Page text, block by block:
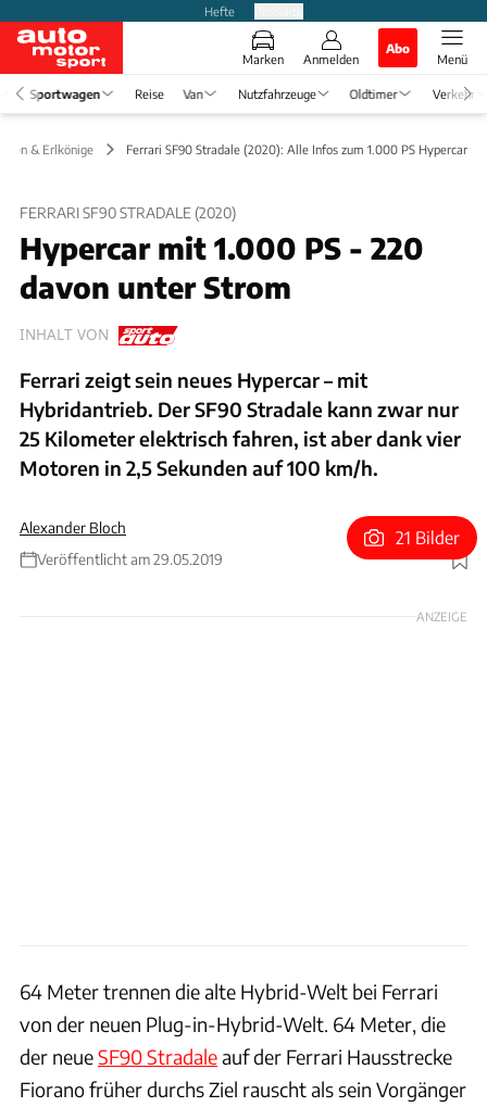
Hefte
Marken Anmelden
Abo
Menü
Sportwagen Reise Van Nutzfahrzeuge Oldtimer Verkehr
& Erlkönige Ferrari SF90 Stradale (2020): Alle Infos zum 1.000 PS Hypercar
FERRARI SF90 STRADALE (2020)
Hypercar mit 1.000 PS - 220
davon unter Strom
INHALT VON
Ferrari zeigt sein neues Hypercar – mit
Hybridantrieb. Der SF90 Stradale kann zwar nur
25 Kilometer elektrisch fahren, ist aber dank vier
Motoren in 2,5 Sekunden auf 100 km/h.
Alexander Bloch
Veröffentlicht am 29.05.2019
Foto: Ferrari
21 Bilder
ANZEIGE
64 Meter trennen die alte Hybrid-Welt bei Ferrari
von der neuen Plug-in-Hybrid-Welt. 64 Meter, die
der neueSF90 Stradaleauf der Ferrari Hausstrecke
Fiorano früher durchs Ziel rauscht als sein Vorgänger